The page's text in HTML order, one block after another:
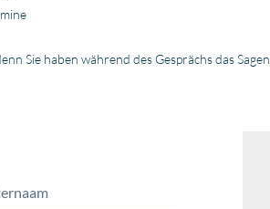
Sie haben während des Gesprächs das Sagen.